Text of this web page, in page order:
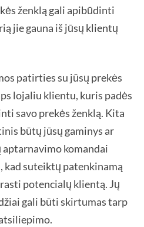
ženklą gali apibūdinti
jie gauna iš jūsų klientų
patirties su jūsų prekės
lojaliu klientu, kuris padės
savo prekės ženklą. Kita
būtų jūsų gaminys ar
komandai
suteiktų patenkinamą
potencialų klientą. Jų
gali būti skirtumas tarp